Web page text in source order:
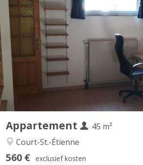
Appartement
45 m²
Court-St.-Étienne
560 € exclusief kosten
Uniquement pour 1 ÉTUDIANT(E) sur
studio meublé complètement privatif
état Loyer mensuel 560 euros, forfait pour
par mois = 660 euros TOUT
eau, internet) Pas de domicile